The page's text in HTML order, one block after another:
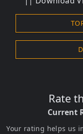
Rate
Current
Your rating helps us